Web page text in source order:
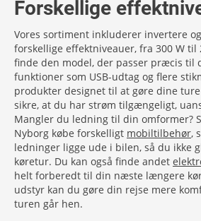
Forskellige
Vores sortiment inkluderer invertere
forskellige effektniveauer, fra 300 W til
finde den model, der passer præcis til
funktioner som USB-udtag og flere
produkter designet til at gøre dine
sikre, at du har strøm tilgængeligt,
Mangler du ledning til din omformer?
Nyborg købe forskelligt mobiltilbehør,
ledninger ligge ude i bilen, så du ikke
køretur. Du kan også finde andet
helt forberedt til din næste længere
udstyr kan du gøre din rejse mere
turen går hen.